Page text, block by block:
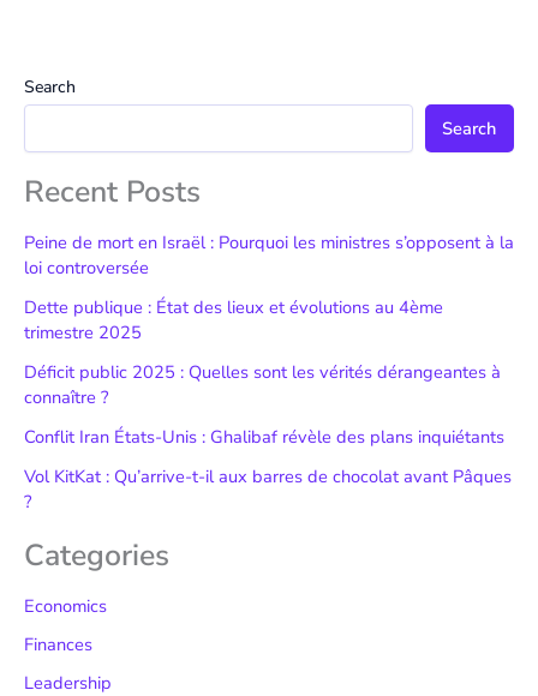
Search
Search
Recent Posts
Peine de mort en Israël : Pourquoi les ministres s’opposent à la
loi controversée
Dette publique : État des lieux et évolutions au 4ème
trimestre 2025
Déficit public 2025 : Quelles sont les vérités dérangeantes à
connaître ?
Conflit Iran États-Unis : Ghalibaf révèle des plans inquiétants
Vol KitKat : Qu’arrive-t-il aux barres de chocolat avant Pâques
?
Categories
Economics
Finances
Leadership